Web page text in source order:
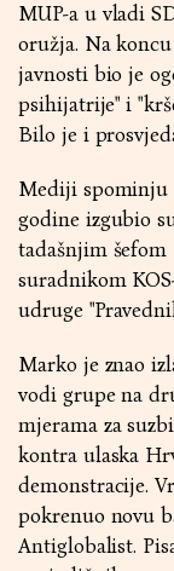
MUP-a u vladi
oružja. Na
javnosti bio je
psihijatrije" i
Bilo je i
Mediji spominju
godine izgubio
tadašnjim
suradnikom
udruge
Marko je znao
vodi grupe na
mjerama za
kontra ulaska
demonstracije.
pokrenuo novu
Antiglobalist.